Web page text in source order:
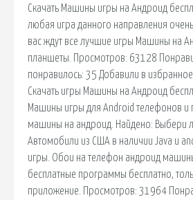
Скачать Машины игры на Андроид
любая игра данного направления
вас ждут все лучшие игры Машины на
планшеты. Просмотров: 63128
понравилось: 35 Добавили в
Скачать игры Машины на Андроид
Машины игры для Android телефонов и
машины на андроид. Найдено: Выбери
Автомобили из США в наличии Java и
игры. Обои на телефон андроид
бесплатные программы бесплатно,
приложение. Просмотров: 31964